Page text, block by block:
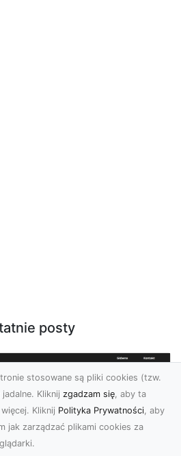
posty
stosowane są pliki cookies (tzw.
Kliknij zgadzam się, aby ta
Kliknij Polityka Prywatności, aby
jak zarządzać plikami cookies za